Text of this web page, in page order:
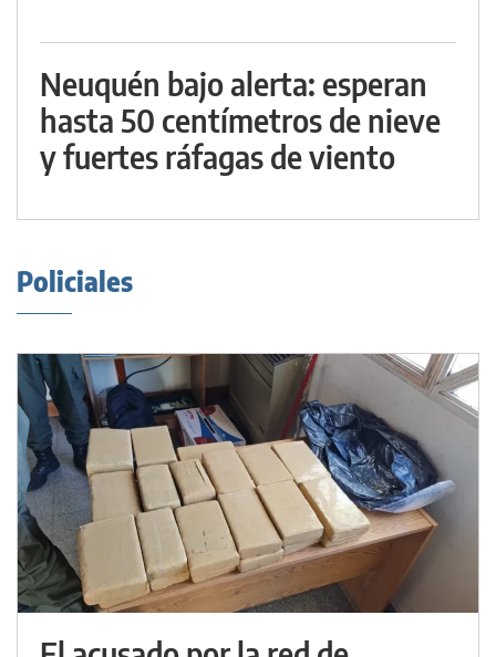
Neuquén bajo alerta: esperan
hasta 50 centímetros de nieve
y fuertes ráfagas de viento
Policiales